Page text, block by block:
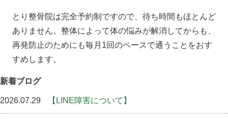
とり整骨院は完全予約制ですので、待ち時間もほとんど
ありません。整体によって体の悩みが解消してからも、
再発防止のためにも毎月1回のペースで通うことをおす
すめします。
新着ブログ
2026.07.29 【LINE障害について】